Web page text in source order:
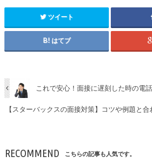
ツイート
はてブ
これで安心！面接に遅刻した時の電
【スターバックスの面接対策】コツや例題と
RECOMMEND こちらの記事も人気です。